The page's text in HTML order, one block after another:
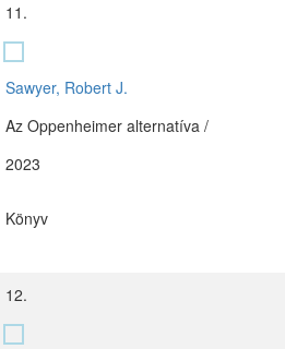
11.
Sawyer, Robert J.
Az Oppenheimer alternatíva /
2023
Könyv
12.